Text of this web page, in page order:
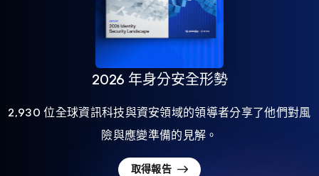
2026 年身分安全形勢
2,930 位全球資訊科技與資安領域的領導者分享了他們對風
險與應變準備的見解。
取得報告